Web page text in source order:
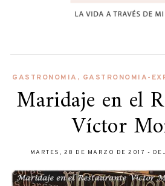
GASTRONOMIA , GASTRONOMIA-
Maridaje en el
Víctor
MARTES, 28 DE MARZO DE 2017 -